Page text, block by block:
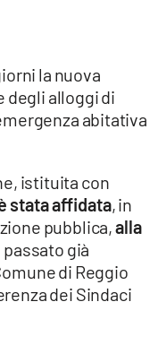
la nuova
degli alloggi di
abitativa
istituita con
stata affidata, in
pubblica,alla
passato già
di Reggio
dei Sindaci